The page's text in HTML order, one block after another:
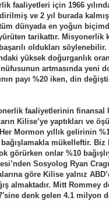
faaliyetleri için 1966
ve 2 yıl burada
dünyada en yoğun
tarikattır. Misyonerlik
oldukları
yüksek doğurganlık
artmasında yeni
payı %20 iken, din
faaliyetlerinin finansal
Kilise’ye yaptıkları ve
Her Mormon yıllık gelirinin
bağışlamakla mükelleftir.
görürken onlar %10
Sosyolog Ryan
göre Kilise yalnız
almaktadır. Mitt Rommey
denk gelen 4.1 milyon